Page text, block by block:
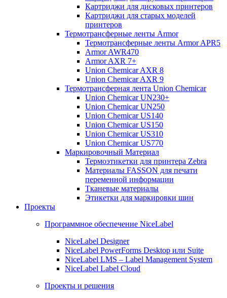
Картриджи для дисковых принтеров
Картриджи для старых моделей
принтеров
Термотрансферные ленты Armor
Термотрансферные ленты Armor APR5
Armor AWR470
Armor AXR 7+
Union Chemicar AXR 8
Union Chemicar AXR 9
Термотрансферная лента Union Chemicar
Union Chemicar UN230+
Union Chemicar UN250
Union Chemicar US140
Union Chemicar US150
Union Chemicar US310
Union Chemicar US770
Маркировочный Материал
Термоэтикетки для принтера Zebra
Материалы FASSON для печати
переменной информации
Тканевые материалы
Этикетки для маркировки шин
Проекты
Программное обеспечение NiceLabel
NiceLabel Designer
NiceLabel PowerForms Desktop или Suite
NiceLabel LMS – Label Management System
NiceLabel Label Cloud
Проекты и решения